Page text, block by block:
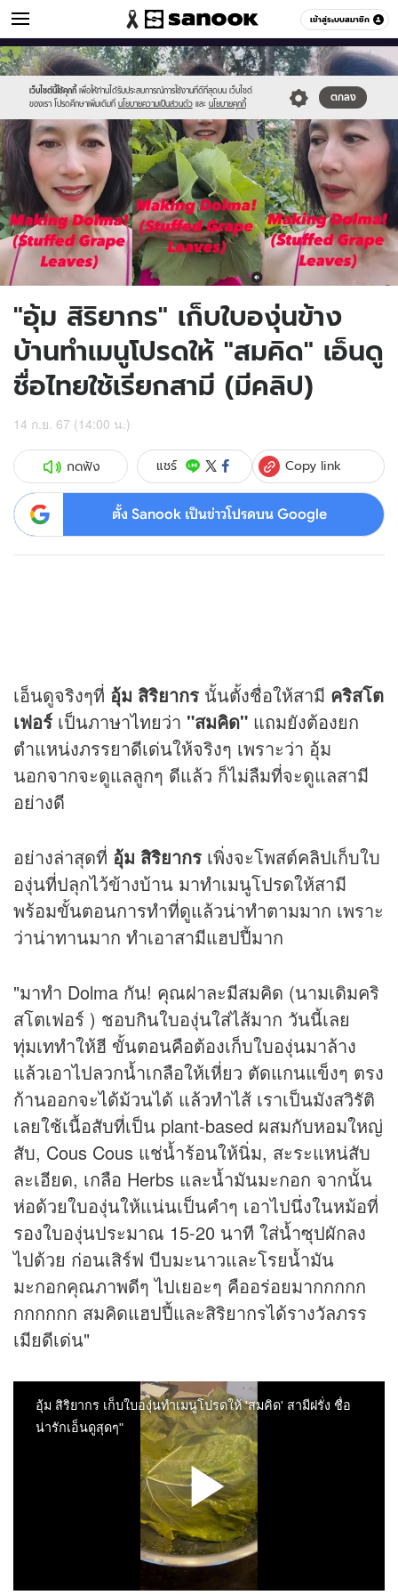
เข้าสู่ระบบสมาชิก
ข่าวบันเทิง หมวดอื่นๆ
เว็บไซต์นี้ใช้คุกกี้ เพื่อให้ท่านได้รับประสบการณ์การใช้งานที่ดีที่สุดบน เว็บไซต์
ของเรา โปรดศึกษาเพิ่มเติมที่ นโยบายความเป็นส่วนตัว และ นโยบายคุกกี้
ตกลง
Sanook
//s.isanook.com/sr/0/images/logo-
new-
sanook.png
600
60
//s.isanook.com/ns/0/ud/1912/9560862/page.jpg
"อุ้ม สิริยากร" เก็บใบองุ่นข้าง
บ้านทำเมนูโปรดให้ "สมคิด" เอ็นดู
ชื่อไทยใช้เรียกสามี (มีคลิป)
14 ก.ย. 67 (14:00 น.)
กดฟัง แชร์ Copy link
ตั้ง Sanook เป็นข่าวโปรดบน Google
เอ็นดูจริงๆที่ อุ้ม สิริยากร นั้นตั้งชื่อให้สามี คริสโต
เฟอร์ เป็นภาษาไทยว่า "สมคิด" แถมยังต้องยก
ตำแหน่งภรรยาดีเด่นให้จริงๆ เพราะว่า อุ้ม
นอกจากจะดูแลลูกๆ ดีแล้ว ก็ไม่ลืมที่จะดูแลสามี
อย่างดี
อย่างล่าสุดที่ อุ้ม สิริยากร เพิ่งจะโพสต์คลิปเก็บใบ
องุ่นที่ปลุกไว้ข้างบ้าน มาทำเมนูโปรดให้สามี
พร้อมขั้นตอนการทำที่ดูแล้วน่าทำตามมาก เพราะ
ว่าน่าทานมาก ทำเอาสามีแฮปปี้มาก
"มาทำ Dolma กัน! คุณฝาละมีสมคิด (นามเดิมคริ
สโตเฟอร์ ) ชอบกินใบองุ่นใส่ไส้มาก วันนี้เลย
ทุ่มเททำให้ฮี ขั้นตอนคือต้องเก็บใบองุ่นมาล้าง
แล้วเอาไปลวกน้ำเกลือให้เหี่ยว ตัดแกนแข็งๆ ตรง
ก้านออกจะได้ม้วนได้ แล้วทำไส้ เราเป็นมังสวิรัติ
เลยใช้เนื้อสับที่เป็น plant-based ผสมกับหอมใหญ่
สับ, Cous Cous แช่น้ำร้อนให้นิ่ม, สะระแหน่สับ
ละเอียด, เกลือ Herbs และน้ำมันมะกอก จากนั้น
ห่อด้วยใบองุ่นให้แน่นเป็นคำๆ เอาไปนึ่งในหม้อที่
รองใบองุ่นประมาณ 15-20 นาที ใส่น้ำซุปผักลง
ไปด้วย ก่อนเสิร์ฟ บีบมะนาวและโรยน้ำมัน
มะกอกคุณภาพดีๆ ไปเยอะๆ คืออร่อยมากกกกก
กกกกกก สมคิดแฮปปี้และสิริยากรได้รางวัลภรร
เมียดีเด่น"